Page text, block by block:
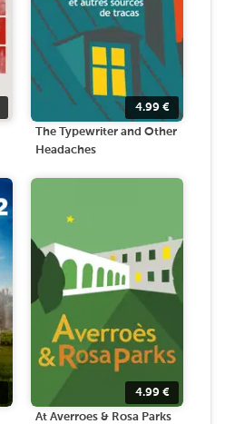
4.99 €
The Typewriter and Other
Headaches
4.99 €
At Averroes & Rosa Parks